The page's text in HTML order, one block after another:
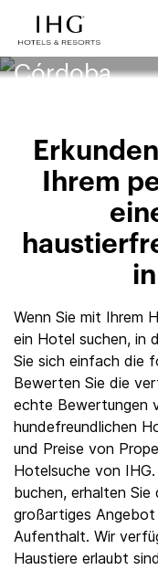
Córdoba
Ihrem
Wenn Sie mit Ihrem
ein Hotel suchen, in
Sie sich einfach die
Bewerten Sie die
echte Bewertungen
hundefreundlichen
und Preise von
Hotelsuche von
buchen, erhalten Sie
großartiges
Aufenthalt. Wir
Haustiere erlaubt